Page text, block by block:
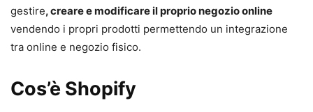
gestire, creare e modificare il proprio negozio online
vendendo i propri prodotti permettendo un integrazione
tra online e negozio fisico.
Cos’è Shopify